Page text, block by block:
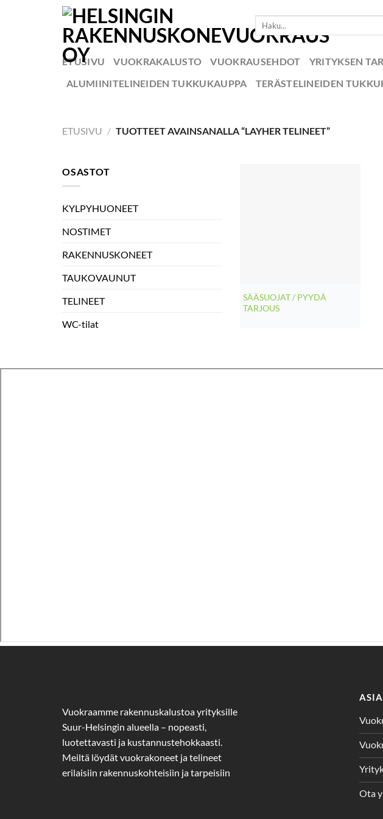
ETUSIVU VUOKRAKALUSTO VUOKRAUSEHDOT YRITYKSEN
ALUMIINITELINEIDEN TUKKUKAUPPA
TERÄSTELINEIDEN
ETUSIVU / TUOTTEET AVAINSANALLA “LAYHER TELINEET”
OSASTOT
KYLPYHUONEET
NOSTIMET
RAKENNUSKONEET
TAUKOVAUNUT
TELINEET
WC-tilat
SÄÄSUOJAT / PYYDÄ
TARJOUS
Vuokraamme rakennuskalustoa yrityksille
Suur-Helsingin alueella – nopeasti,
luotettavasti ja kustannustehokkaasti.
Meiltä löydät vuokrakoneet ja telineet
erilaisiin rakennuskohteisiin ja tarpeisiin
Ota